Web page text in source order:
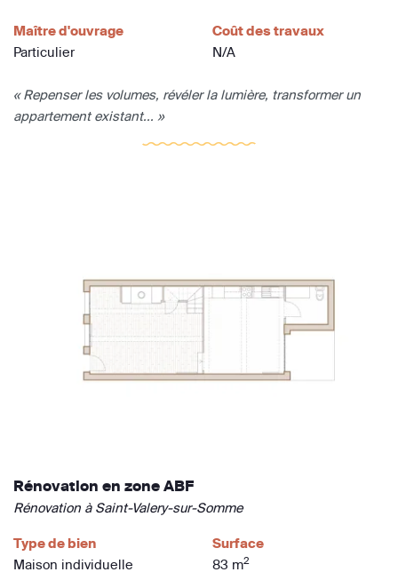
Maître d'ouvrage
Particulier
Coût des travaux
N/A
« Repenser les volumes, révéler la lumière, transformer un
appartement existant... »
Rénovation en zone ABF
Rénovation à Saint-Valery-sur-Somme
Type de bien
Maison individuelle
Surface
83 m2